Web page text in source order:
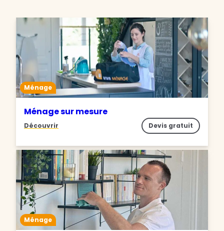
Ménage
Ménage sur mesure
Découvrir Devis gratuit
Ménage